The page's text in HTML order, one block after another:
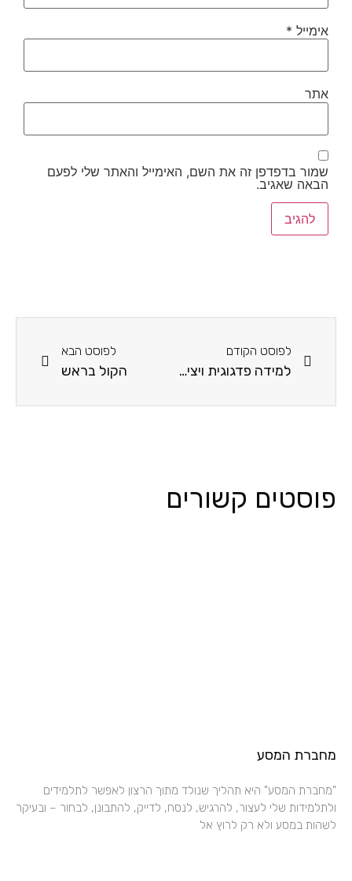
אימייל *
אתר
שמור בדפדפן זה את השם, האימייל והאתר שלי לפעם
הבאה שאגיב.
לפוסט הקודם
למידה פדגוגית ויצירתית בעזרת פאדלט
לפוסט הבא
הקול בראש
פוסטים קשורים
מחברת המסע
"מחברת המסע" היא תהליך שנולד מתוך הרצון לאפשר לתלמידים
ולתלמידות שלי לעצור, להרגיש, לנסח, לדייק, להתבונן, לבחור – ובעיקר
לשהות במסע ולא רק לרוץ אל